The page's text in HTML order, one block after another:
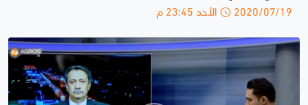
2020/07/19 الأحد 23:45 م